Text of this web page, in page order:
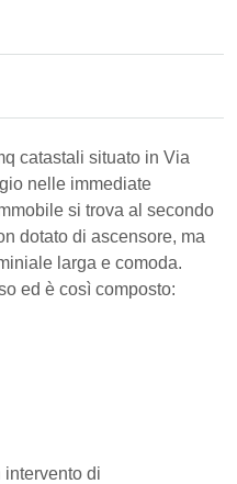
catastali situato in Via
nelle immediate
si trova al secondo
dotato di ascensore, ma
larga e comoda.
ed è così composto:
intervento di